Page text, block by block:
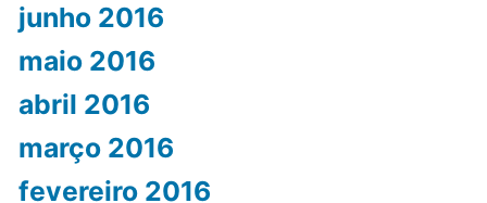
junho 2016
maio 2016
abril 2016
março 2016
fevereiro 2016